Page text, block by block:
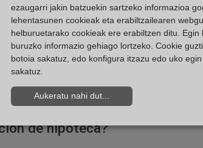
simple o una certificación?
de hipoteca?
ezaugarri jakin batzuekin sartzeko informazioa
lehentasunen cookieak eta erabiltzailearen
helburuetarako cookieak ere erabiltzen ditu. Egin
buruzko informazio gehiago lortzeko. Cookie
botoia sakatuz, edo konfigura itzazu edo uko
sakatuz.
Aukeratu nahi dut...